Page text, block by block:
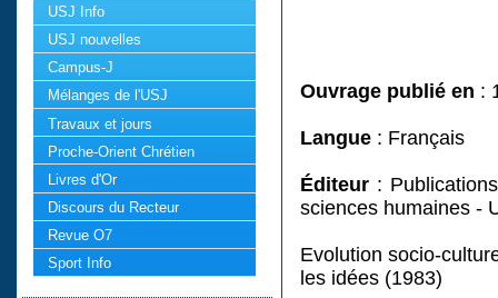
USJ Info
USJ nouvelles
Campus-J
Mélanges de l'USJ
Travaux et jours
Proche-Orient Chrétien
Livres d'Or
Discours du Recteur
Revue O7
Sport Info
Ouvrage publié en :
Langue : Français
Éditeur :
sciences humaines -
Evolution socio-
les idées (1983)